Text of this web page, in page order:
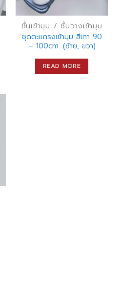
ชั้นเข้ามุม / ชั้นวางเข้ามุม
ชุดตะแกรงเข้ามุม สีเทา 90
– 100cm. (ซ้าย, ขวา)
READ MORE